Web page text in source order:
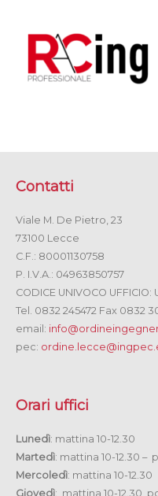
Contatti
Viale M. De Pietro, 23
73100 Lecce
C.F.: 80001130758
P. I.V.A.: 04963850757
CODICE UNIVOCO UFFICIO:
Tel. 0832 245472 Fax 0832
email:
pec:
Orari uffici
Lunedì: mattina 10-12.30
Martedì: mattina 10-12.30 –
Mercoledì: mattina 10-12.30
Giovedì: mattina 10-12.30